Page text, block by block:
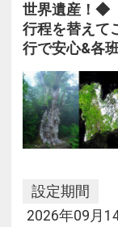
世界遺産！
行程を替え
行で安心&各
設定期間
2026年09月